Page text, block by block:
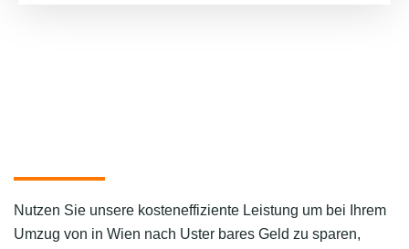
Nutzen Sie unsere kosteneffiziente Leistung um bei Ihrem
Umzug von in Wien nach Uster bares Geld zu sparen,